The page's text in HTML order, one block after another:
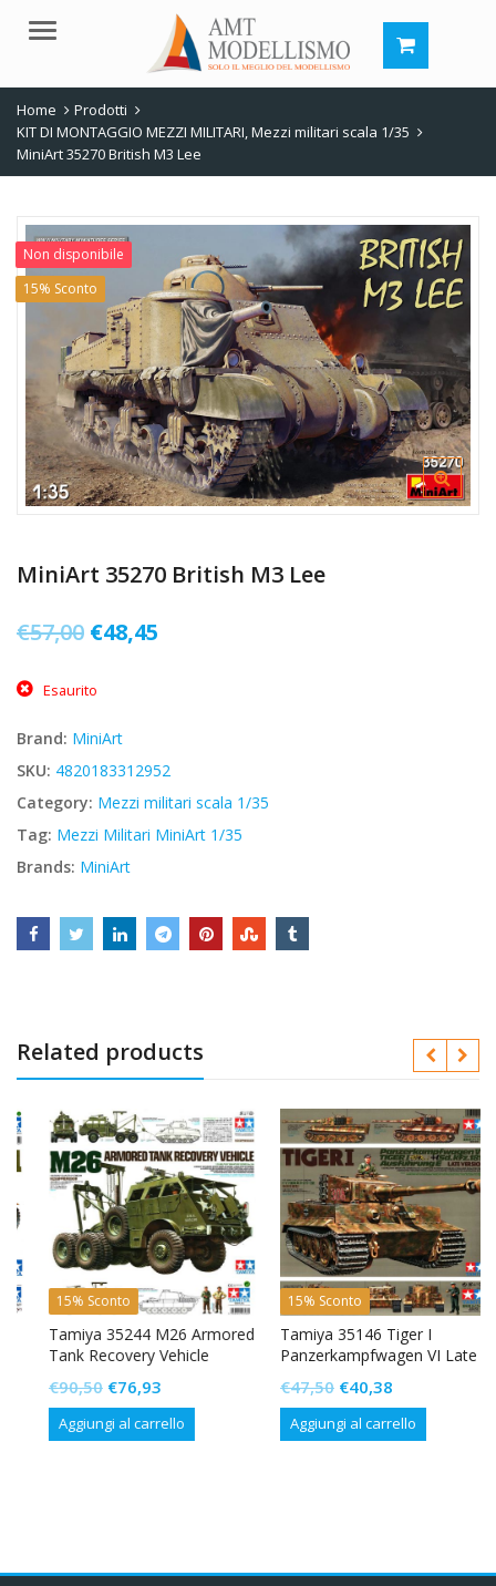
Menu
Home
Prodotti
KIT DI MONTAGGIO MEZZI MILITARI,Mezzi militari scala 1/35
MiniArt 35270 British M3 Lee
Non disponibile
15% Sconto
MiniArt 35270 British M3 Lee
€57,00 Il
originale
era:
€57,00.
€48,45
€48,45.
Esaurito
Brand: MiniArt
SKU: 4820183312952
Category: Mezzi militari scala 1/35
Tag: Mezzi Militari MiniArt 1/35
Brands: MiniArt
Related products
15% Sconto
Tamiya 35244 M26 Armored
Tank Recovery Vehicle
90,50Il
prezzo
originale
€76,93Il
prezzo
attuale
Aggiungi al carrello
15% Sconto
Tamiya 35146 Tiger I
Panzerkampfwagen VI Late
47,50Il
prezzo
originale
€40,38Il
prezzo
attuale
Aggiungi al carrello